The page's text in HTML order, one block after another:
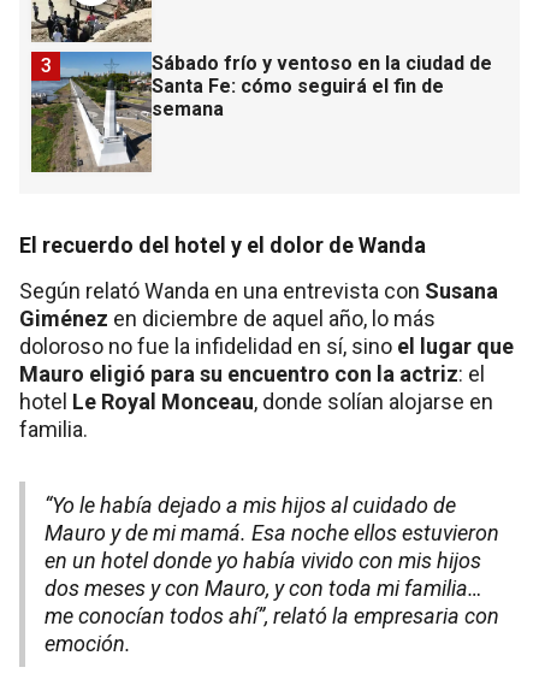
Sábado frío y ventoso en la ciudad de
Santa Fe: cómo seguirá el fin de
semana
3
El recuerdo del hotel y el dolor de Wanda
Según relató Wanda en una entrevista con Susana
Giménez en diciembre de aquel año, lo más
doloroso no fue la infidelidad en sí, sino el lugar que
Mauro eligió para su encuentro con la actriz: el
hotel Le Royal Monceau, donde solían alojarse en
familia.
“Yo le había dejado a mis hijos al cuidado de
Mauro y de mi mamá. Esa noche ellos estuvieron
en un hotel donde yo había vivido con mis hijos
dos meses y con Mauro, y con toda mi familia…
me conocían todos ahí”, relató la empresaria con
emoción.